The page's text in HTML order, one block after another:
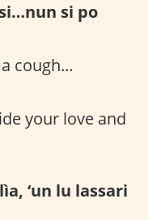
si po
cough…
your love and
‘un lu lassari